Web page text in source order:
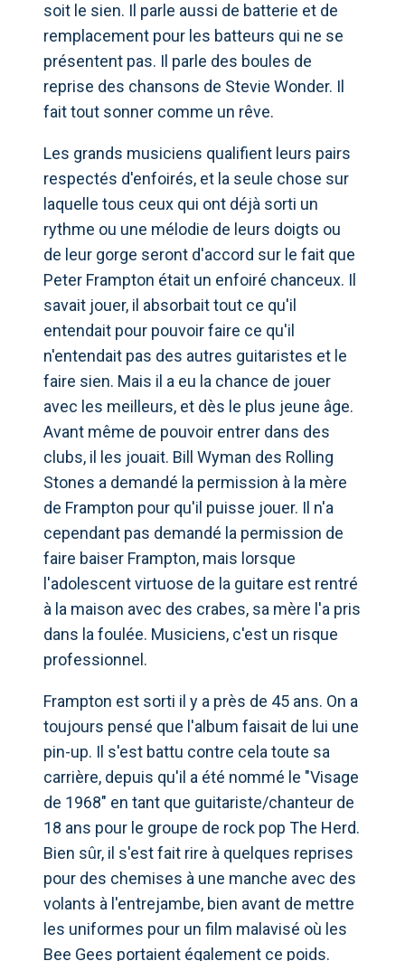
soit le sien. Il parle aussi de batterie et de
remplacement pour les batteurs qui ne se
présentent pas. Il parle des boules de
reprise des chansons de Stevie Wonder. Il
fait tout sonner comme un rêve.
Les grands musiciens qualifient leurs pairs
respectés d'enfoirés, et la seule chose sur
laquelle tous ceux qui ont déjà sorti un
rythme ou une mélodie de leurs doigts ou
de leur gorge seront d'accord sur le fait que
Peter Frampton était un enfoiré chanceux. Il
savait jouer, il absorbait tout ce qu'il
entendait pour pouvoir faire ce qu'il
n'entendait pas des autres guitaristes et le
faire sien. Mais il a eu la chance de jouer
avec les meilleurs, et dès le plus jeune âge.
Avant même de pouvoir entrer dans des
clubs, il les jouait. Bill Wyman des Rolling
Stones a demandé la permission à la mère
de Frampton pour qu'il puisse jouer. Il n'a
cependant pas demandé la permission de
faire baiser Frampton, mais lorsque
l'adolescent virtuose de la guitare est rentré
à la maison avec des crabes, sa mère l'a pris
dans la foulée. Musiciens, c'est un risque
professionnel.
Frampton est sorti il ​​y a près de 45 ans. On a
toujours pensé que l'album faisait de lui une
pin-up. Il s'est battu contre cela toute sa
carrière, depuis qu'il a été nommé le "Visage
de 1968" en tant que guitariste/chanteur de
18 ans pour le groupe de rock pop The Herd.
Bien sûr, il s'est fait rire à quelques reprises
pour des chemises à une manche avec des
volants à l'entrejambe, bien avant de mettre
les uniformes pour un film malavisé où les
Bee Gees portaient également ce poids.